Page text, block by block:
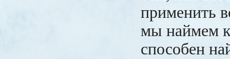
применить
мы наймем
способен